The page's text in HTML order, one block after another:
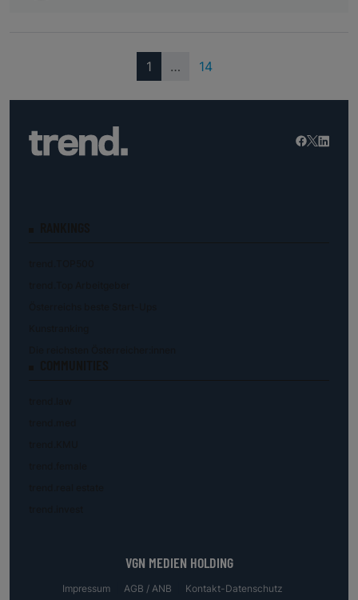
1(current)
… 14
VGN MEDIEN HOLDING
Impressum AGB / ANB
Kontakt-Datenschutz